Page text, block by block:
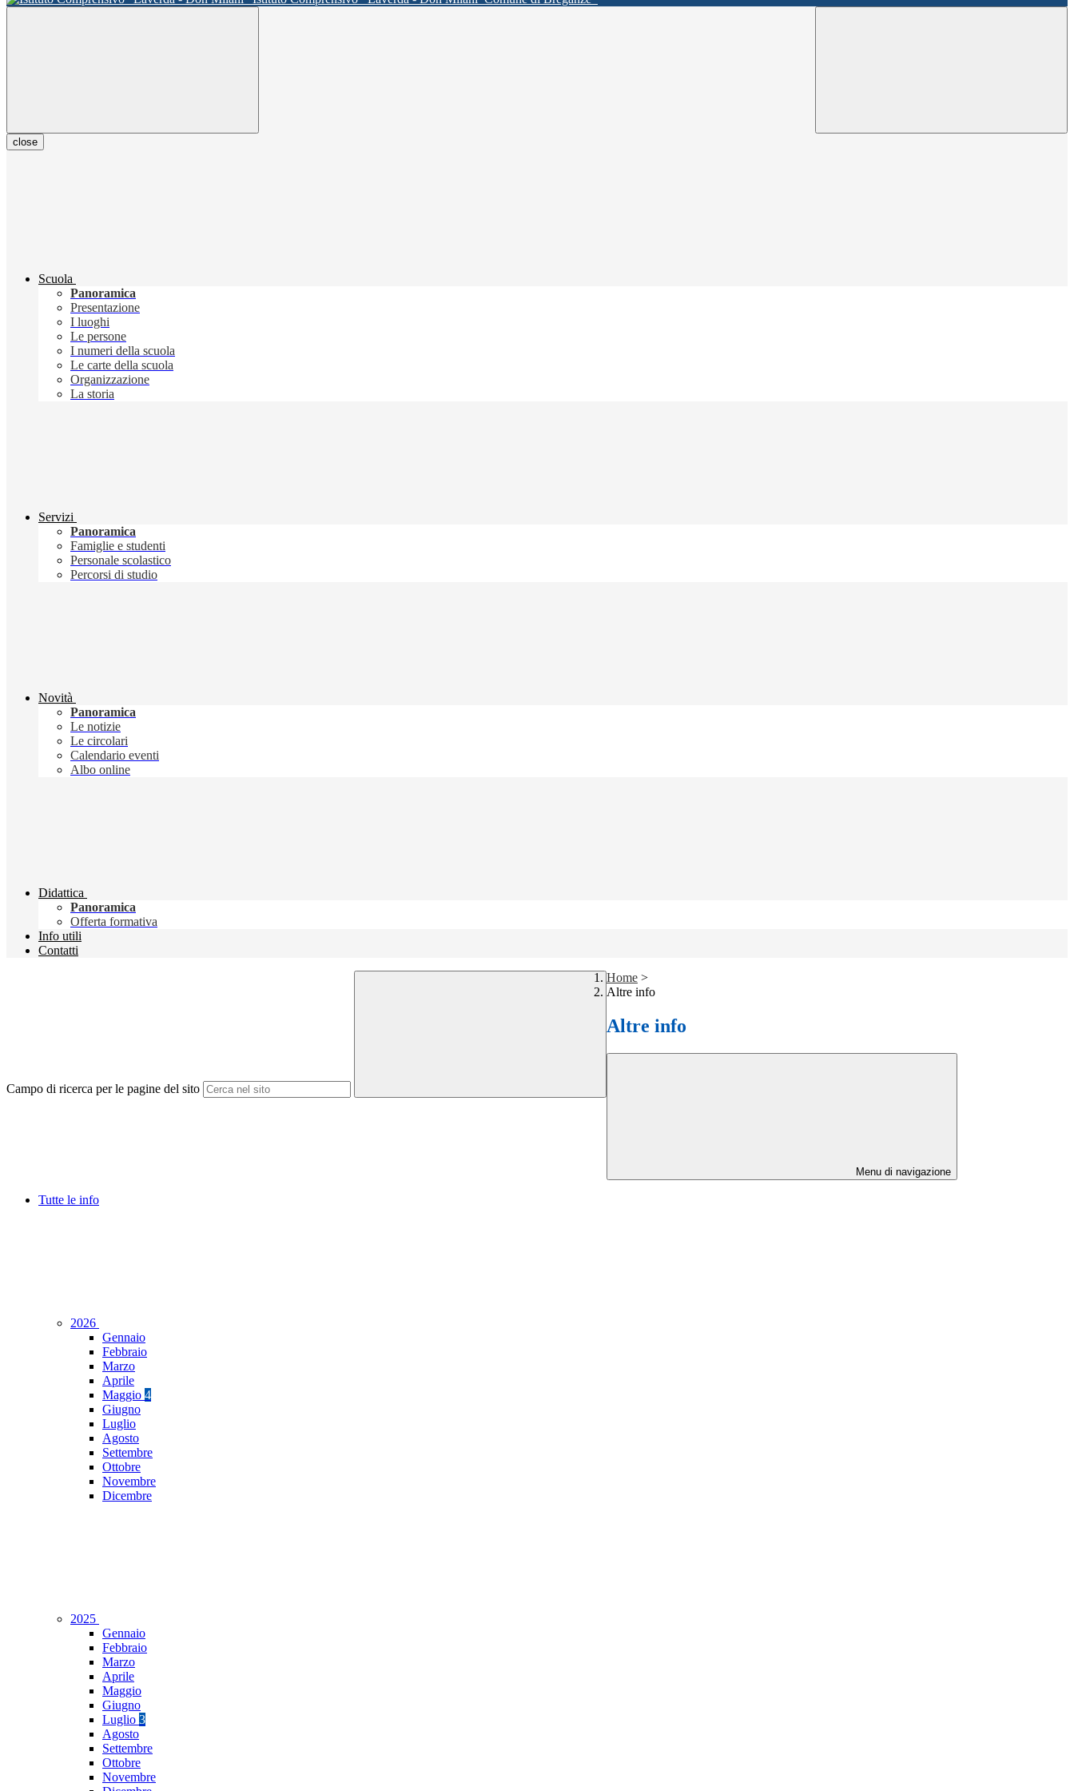
close
Scuola
Panoramica
Presentazione
I luoghi
Le persone
I numeri della scuola
Le carte della scuola
Organizzazione
La storia
Servizi
Panoramica
Famiglie e studenti
Personale scolastico
Percorsi di studio
Novità
Panoramica
Le notizie
Le circolari
Calendario eventi
Albo online
Didattica
Panoramica
Offerta formativa
Info utili
Contatti
Campo di ricerca per le pagine del sito
Home >
Altre info
Altre info
Menu di navigazione
Tutte le info
2026
Gennaio
Febbraio
Marzo
Aprile
Maggio 4
Giugno
Luglio
Agosto
Settembre
Ottobre
Novembre
Dicembre
2025
Gennaio
Febbraio
Marzo
Aprile
Maggio
Giugno
Luglio 3
Agosto
Settembre
Ottobre
Novembre